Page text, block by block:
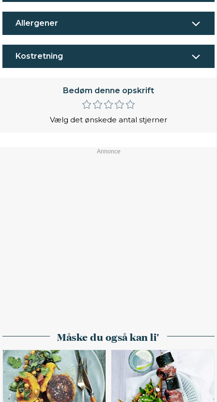
Allergener
Kostretning
Bedøm denne opskrift
Vælg det ønskede antal stjerner
Måske du også kan li'